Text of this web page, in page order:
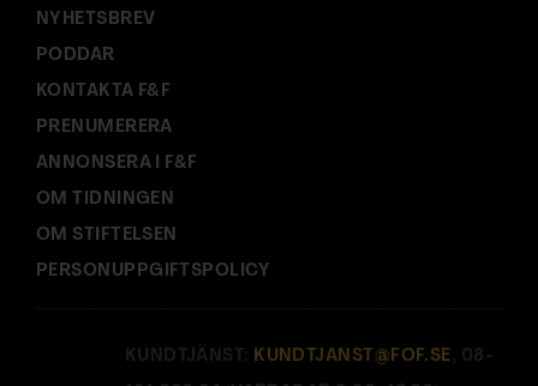
NYHETSBREV
PODDAR
KONTAKTA F&F
PRENUMERERA
ANNONSERA I F&F
OM TIDNINGEN
OM STIFTELSEN
PERSONUPPGIFTSPOLICY
KUNDTJÄNST: KUNDTJANST@FOF.SE , 08-